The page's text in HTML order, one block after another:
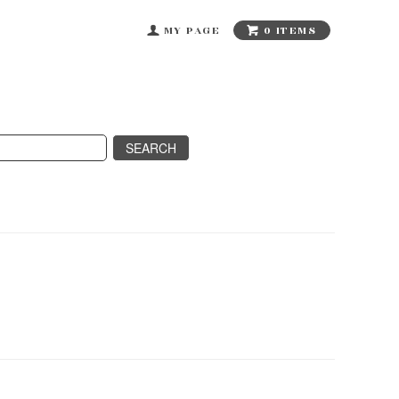
MY PAGE 0 ITEMS